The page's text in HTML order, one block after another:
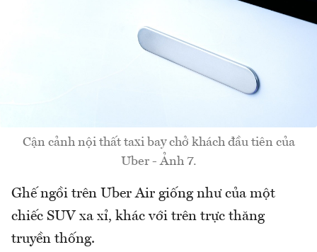
Cận cảnh nội thất taxi bay chở khách đầu tiên của
Uber - Ảnh 7.
Ghế ngồi trên Uber Air giống như của một
chiếc SUV xa xỉ, khác với trên trực thăng
truyền thống.